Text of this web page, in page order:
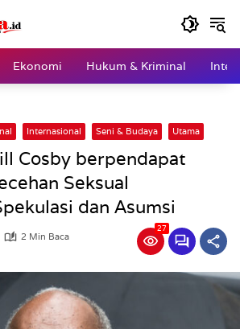
Ekonomi Hukum & Kriminal
Internasional Seni & Budaya Utama
Cosby berpendapat
Seksual
dan Asumsi
2 Min Baca
27